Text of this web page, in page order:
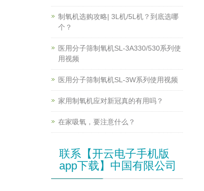
制氧机选购攻略| 3L机/5L机？到底选哪
个？
医用分子筛制氧机SL-3A330/530系列使
用视频
医用分子筛制氧机SL-3W系列使用视频
家用制氧机应对新冠真的有用吗？
在家吸氧，要注意什么？
联系【开云电子手机版
app下载】中国有限公司